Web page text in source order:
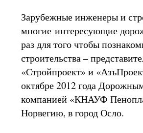
Зарубежные инженеры и
многие интересующие
раз для того чтобы
строительства –
«Стройпроект» и
октябре 2012 года
компанией «КНАУФ
Норвегию, в город Осло.